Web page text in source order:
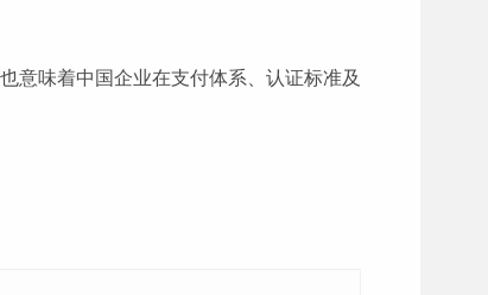
意味着中国企业在支付体系、认证标准及